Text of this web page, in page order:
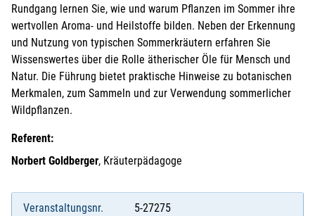
Rundgang lernen Sie, wie und warum Pflanzen im Sommer ihre
wertvollen Aroma- und Heilstoffe bilden. Neben der Erkennung
und Nutzung von typischen Sommerkräutern erfahren Sie
Wissenswertes über die Rolle ätherischer Öle für Mensch und
Natur. Die Führung bietet praktische Hinweise zu botanischen
Merkmalen, zum Sammeln und zur Verwendung sommerlicher
Wildpflanzen.
Referent:
Norbert Goldberger, Kräuterpädagoge
Veranstaltungsnr. 5-27275